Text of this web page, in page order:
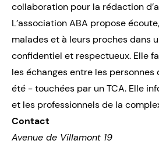
collaboration pour la rédaction
L’association ABA propose
malades et à leurs proches dans
confidentiel et respectueux. Elle
les échanges entre les
été - touchées par un TCA. Elle
et les professionnels de la
Contact
Avenue de Villamont 19